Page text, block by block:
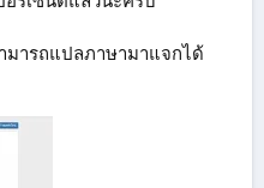
มารถแปลภาษามาแจกได้